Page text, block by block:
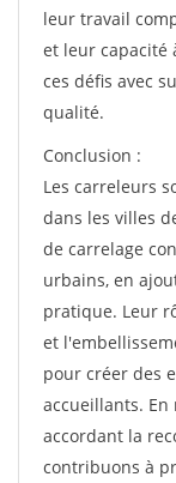
leur travail
et leur capacité
ces défis avec
qualité.
Conclusion :
Les carreleurs
dans les villes
de carrelage
urbains, en
pratique. Leur
et
pour créer des
accueillants.
accordant la
contribuons à